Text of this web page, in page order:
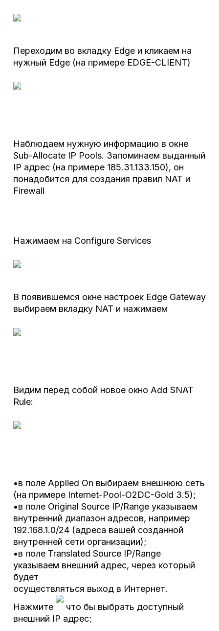
Переходим во вкладку Edge и кликаем на
нужный Edge (на примере EDGE-CLIENT)
Наблюдаем нужную информацию в окне
Sub-Allocate IP Pools. Запоминаем выданный
IP адрес (на примере 185.31.133.150), он
понадобится для создания правил NAT и
Firewall
Нажимаем на Configure Services
В появившемся окне настроек Edge Gateway
выбираем вкладку NAT и нажимаем
Видим перед собой новое окно Add SNAT
Rule:
•в поле Applied On выбираем внешнюю сеть
(на примере Internet-Pool-O2DC-Gold 3.5);
•в поле Original Source IP/Range указываем
внутренний диапазон адресов, например
192.168.1.0/24 (адреса вашей созданной
внутренней сети организации);
•в поле Translated Source IP/Range
указываем внешний адрес, через который
будет
осуществляться выход в Интернет.
Нажмите
что бы выбрать доступный
внешний IP адрес;